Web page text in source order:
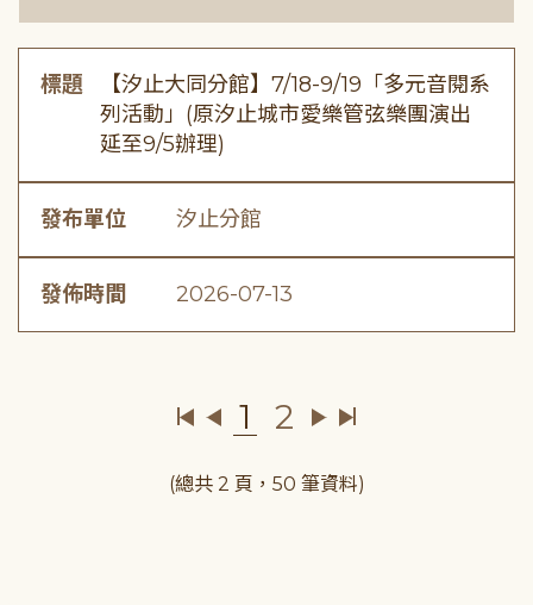
標題
【汐止大同分館】7/18-9/19「多元音閱系
列活動」(原汐止城市愛樂管弦樂團演出
延至9/5辦理)
發布單位 汐止分館
發佈時間 2026-07-13
1 2
(總共 2 頁，50 筆資料)